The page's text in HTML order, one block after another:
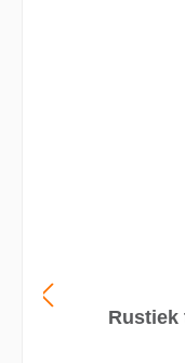
Rustiek